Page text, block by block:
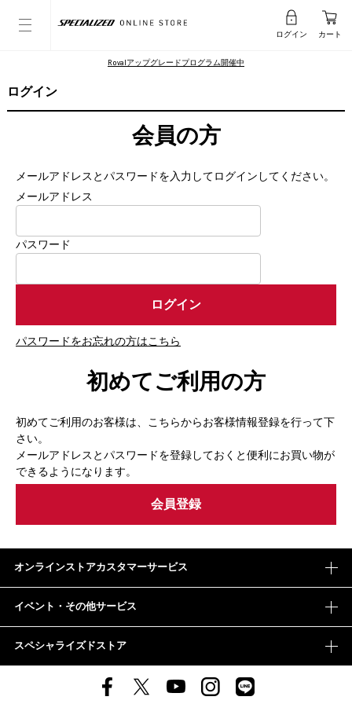
ログイン カート
Rovalアップグレードプログラム開催中
ログイン
会員の方
メールアドレスとパスワードを入力してログインしてください。
メールアドレス
パスワード
パスワードをお忘れの方はこちら
初めてご利用の方
初めてご利用のお客様は、こちらからお客様情報登録を行って下
さい。
メールアドレスとパスワードを登録しておくと便利にお買い物が
できるようになります。
オンラインストアカスタマーサービス
イベント・その他サービス
スペシャライズドストア